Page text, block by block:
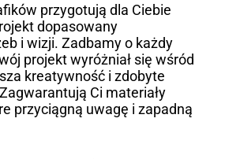
przygotują dla Ciebie
dopasowany
i wizji. Zadbamy o każdy
projekt wyróżniał się wśród
kreatywność i zdobyte
Ci materiały
przyciągną uwagę i zapadną